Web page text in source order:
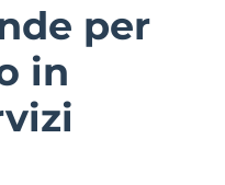
per
in